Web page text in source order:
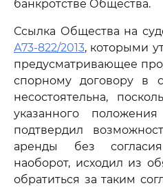
банкротстве Общества.
Ссылка Общества на
А73-822/2013, которыми
предусматривающее
спорному договору в
несостоятельна,
указанного
подтвердил
аренды без
наоборот, исходил из
обратиться за таким